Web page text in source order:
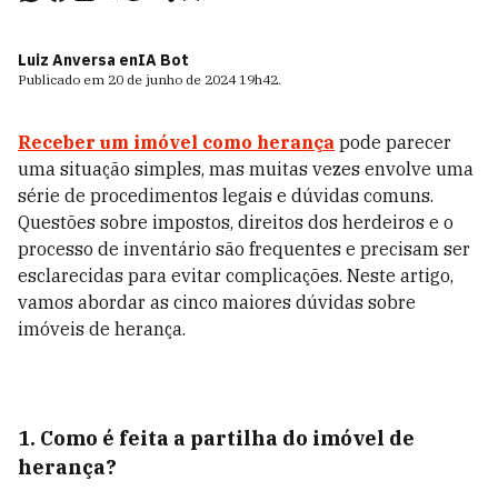
Luiz Anversa enIA Bot
Publicado em 20 de junho de 2024 19h42.
Receber um imóvel como herança pode parecer
uma situação simples, mas muitas vezes envolve uma
série de procedimentos legais e dúvidas comuns.
Questões sobre impostos, direitos dos herdeiros e o
processo de inventário são frequentes e precisam ser
esclarecidas para evitar complicações. Neste artigo,
vamos abordar as cinco maiores dúvidas sobre
imóveis de herança.
1. Como é feita a partilha do imóvel de
herança?